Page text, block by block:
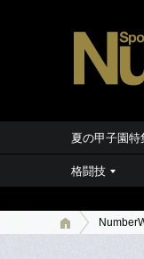
夏の甲子園特
格闘技